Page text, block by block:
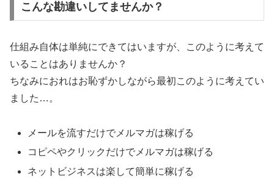
こんな勘違いしてませんか？
仕組み自体は単純にできてはいますが、このように考えて
いることはありませんか？
ちなみにおれはお恥ずかしながら最初このように考えてい
ました…。
メールを流すだけでメルマガは稼げる
コピペやクリックだけでメルマガは稼げる
ネットビジネスは楽して簡単に稼げる